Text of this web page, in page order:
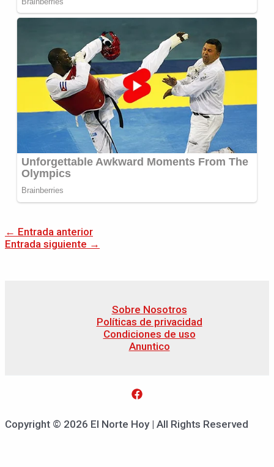
← Entrada anterior
Entrada siguiente →
Sobre Nosotros
Políticas de privacidad
Condiciones de uso
Anuntico
Copyright © 2026 El Norte Hoy | All Rights Reserved